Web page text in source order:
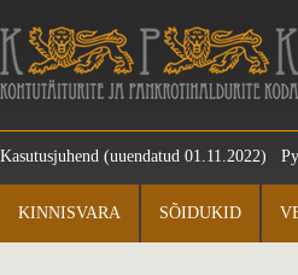
Kasutusjuhend (uuendatud 01.11.2022)
KINNISVARA SÕIDUKID